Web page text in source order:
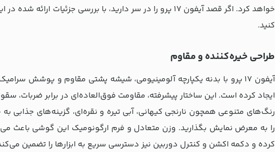
خواهد کرد. اگر قصد آیفون 17 پرو را در سر دارید، با بررسی
کنید.
طراحی خیره‌کننده و مقاوم
ایجاد کرده است. این ساختار پیشرفته، مقاومت فوق‌العاده‌ای در برابر ضربات،
رنگ‌های متنوعی همچون نارنجی کیهانی، آبی تیره و نقره‌ای، گزینه‌های جذابی
را به معرض نمایش بگذارید. وزن متعادل و فرم ارگونومیک این گوشی باعث
کرده و دکمه اکشن و کنترل دوربین نیز دسترسی سریع به ابزارها را تضمین